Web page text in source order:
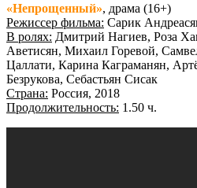
«Непрощенный», драма (16+)
Режиссер фильма: Сарик
В ролях: Дмитрий Нагиев, Роза
Аветисян, Михаил Горевой,
Цаллати, Карина Каграманян,
Безрукова, Себастьян Сисак
Страна: Россия, 2018
Продолжительность: 1.50 ч.